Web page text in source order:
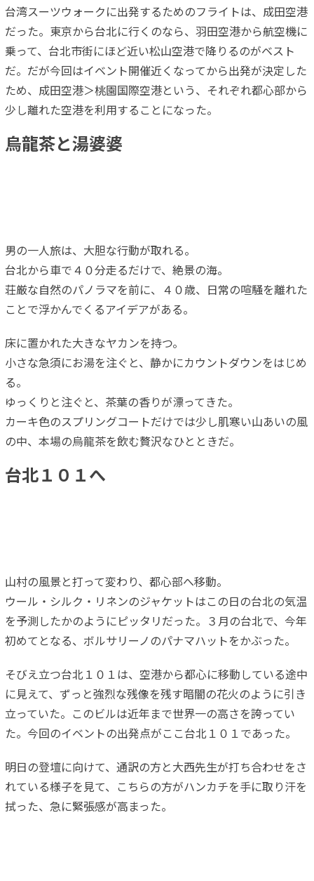
台湾スーツウォークに出発するためのフライトは、成田空港
だった。東京から台北に行くのなら、羽田空港から航空機に
乗って、台北市街にほど近い松山空港で降りるのがベスト
だ。だが今回はイベント開催近くなってから出発が決定した
ため、成田空港＞桃園国際空港という、それぞれ都心部から
少し離れた空港を利用することになった。
烏龍茶と湯婆婆
男の一人旅は、大胆な行動が取れる。
台北から車で４０分走るだけで、絶景の海。
荘厳な自然のパノラマを前に、４０歳、日常の喧騒を離れた
ことで浮かんでくるアイデアがある。
床に置かれた大きなヤカンを持つ。
小さな急須にお湯を注ぐと、静かにカウントダウンをはじめ
る。
ゆっくりと注ぐと、茶葉の香りが漂ってきた。
カーキ色のスプリングコートだけでは少し肌寒い山あいの風
の中、本場の烏龍茶を飲む贅沢なひとときだ。
台北１０１へ
山村の風景と打って変わり、都心部へ移動。
ウール・シルク・リネンのジャケットはこの日の台北の気温
を予測したかのようにピッタリだった。３月の台北で、今年
初めてとなる、ボルサリーノのパナマハットをかぶった。
そびえ立つ台北１０１は、空港から都心に移動している途中
に見えて、ずっと強烈な残像を残す暗闇の花火のように引き
立っていた。このビルは近年まで世界一の高さを誇ってい
た。今回のイベントの出発点がここ台北１０１であった。
明日の登壇に向けて、通訳の方と大西先生が打ち合わせをさ
れている様子を見て、こちらの方がハンカチを手に取り汗を
拭った、急に緊張感が高まった。